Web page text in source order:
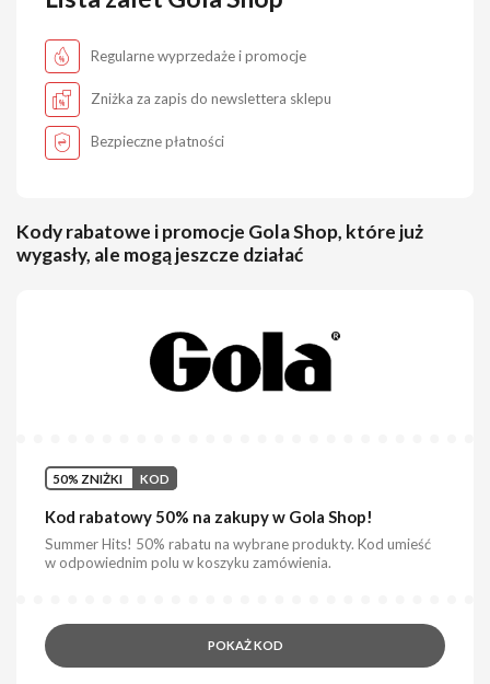
Regularne wyprzedaże i promocje
Zniżka za zapis do newslettera sklepu
Bezpieczne płatności
Kody rabatowe i promocje Gola Shop, które już
wygasły, ale mogą jeszcze działać
50% ZNIŻKI KOD
Kod rabatowy 50% na zakupy w Gola Shop!
Summer Hits! 50% rabatu na wybrane produkty. Kod umieść
w odpowiednim polu w koszyku zamówienia.
POKAŻ KOD